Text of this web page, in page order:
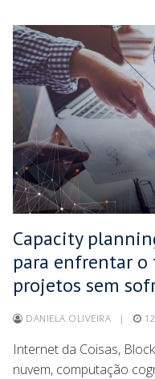
Capacity
para enfrentar
projetos sem
DANIELA OLIVEIRA |
Internet da Coisas,
nuvem, computação